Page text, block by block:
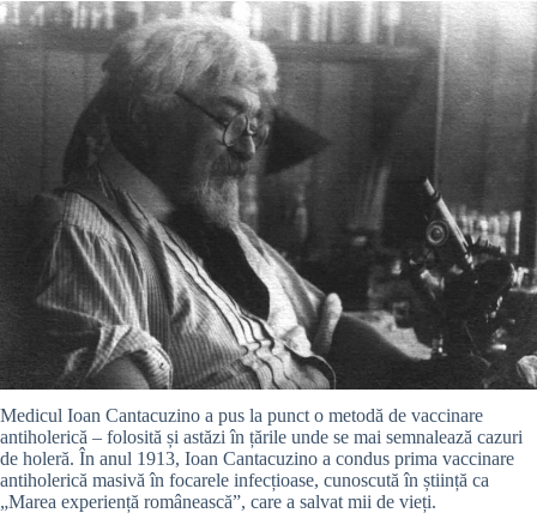
Medicul Ioan Cantacuzino a pus la punct o metodă de vaccinare
antiholerică – folosită și astăzi în țările unde se mai semnalează cazuri
de holeră. În anul 1913, Ioan Cantacuzino a condus prima vaccinare
antiholerică masivă în focarele infecțioase, cunoscută în știință ca
„Marea experiență românească”, care a salvat mii de vieți.